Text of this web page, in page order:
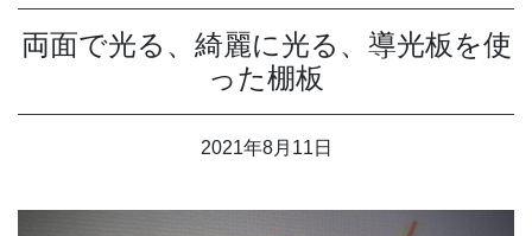
両面で光る、綺麗に光る、導光板を使
った棚板
2021年8月11日